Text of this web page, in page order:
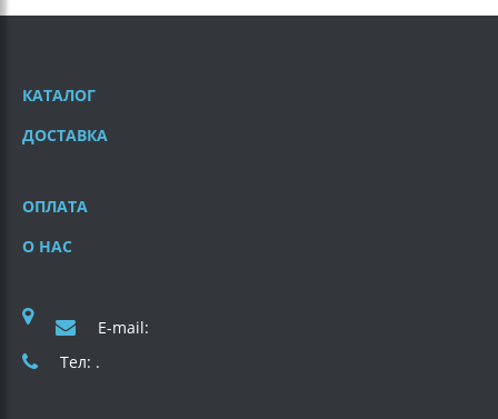
КАТАЛОГ
ДОСТАВКА
ОПЛАТА
О НАС
E-mail:
Тел: .